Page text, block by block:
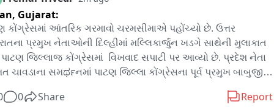
Gujarat:
કોંગ્રેસમાં આંતરિક ગરમાવો ચરમસીમાએ પહોંચ્યો છે. ઉત્તર
પ્રમુખ નેતાઓની દિલ્હીમાં મલ્લિકાર્જુન ખડગે સાથેની મુલાકાત
પાટણ જિલ્લાજ કોંગ્રેસમાં  વિખવાદ સપાટી પર આવ્યો છે. પ્રદેશ નેતા
ચાવડાના સમರ್ಥનમાં પાટણ જિલ્લા કોંગ્રેસના પૂર્વ પ્રમુખ બાબુજી
પ્રહારો કર્યા છે.
0 Share Report